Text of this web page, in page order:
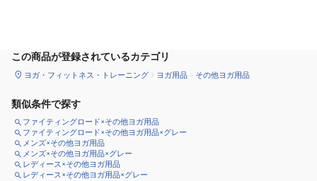
この商品が登録されているカテゴリ
ヨガ・フィットネス・トレーニング ヨガ用品 その他ヨガ用品
類似条件で探す
ファイティングロード×その他ヨガ用品
ファイティングロード×その他ヨガ用品×グレー
メンズ×その他ヨガ用品
メンズ×その他ヨガ用品×グレー
レディース×その他ヨガ用品
レディース×その他ヨガ用品×グレー